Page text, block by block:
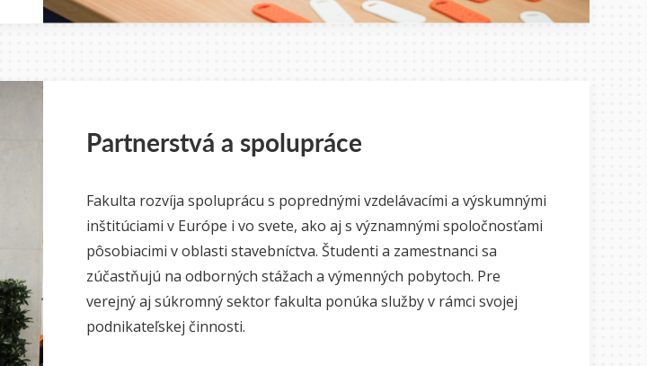
Partnerstvá a spolupráce
Fakulta rozvíja spoluprácu s poprednými vzdelávacími a výskumnými
inštitúciami v Európe i vo svete, ako aj s významnými spoločnosťami
pôsobiacimi v oblasti stavebníctva. Študenti a zamestnanci sa
zúčastňujú na odborných stážach a výmenných pobytoch. Pre
verejný aj súkromný sektor fakulta ponúka služby v rámci svojej
podnikateľskej činnosti.